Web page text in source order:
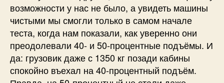
возможности у нас не было, а увидеть машины
чистыми мы смогли только в самом начале
теста, когда нам показали, как уверенно они
преодолевали 40- и 50-процентные подъёмы. И
да: грузовик даже с 1350 кг позади кабины
спокойно въехал на 40-процентный подъём.